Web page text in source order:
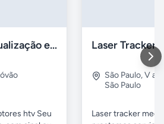
Manutenção e atualização em receptores Htv em Salvador Ba
htv Seu
São Paulo,V
São Paulo
Laser tracker